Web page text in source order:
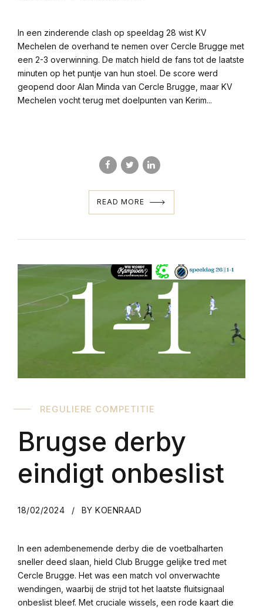
In een zinderende clash op speeldag 28 wist KV
Mechelen de overhand te nemen over Cercle Brugge met
een 2-3 overwinning. De match hield de fans tot de laatste
minuten op het puntje van hun stoel. De score werd
geopend door Alan Minda van Cercle Brugge, maar KV
Mechelen vocht terug met doelpunten van Kerim...
READ MORE
REGULIERE COMPETITIE
Brugse derby
eindigt onbeslist
18/02/2024 BY KOENRAAD
In een adembenemende derby die de voetbalharten
sneller deed slaan, hield Club Brugge gelijke tred met
Cercle Brugge. Het was een match vol onverwachte
wendingen, waarbij de strijd tot het laatste fluitsignaal
onbeslist bleef. Met cruciale wissels, een rode kaart die